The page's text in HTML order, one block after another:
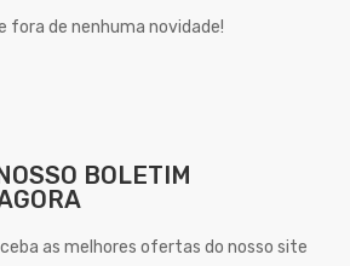
fora de nenhuma novidade!
BOLETIM
as melhores ofertas do nosso site